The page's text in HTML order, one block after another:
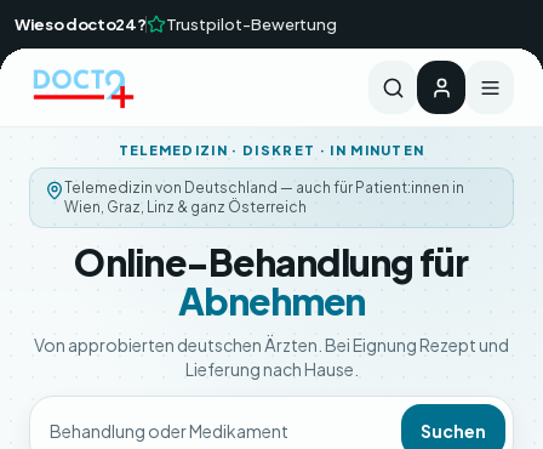
Zum Hauptinhalt springen
Wieso docto24? Trustpilot-Bewertung
Ärztliche Rückmeldung i.d.R. innerhalb von 24
TELEMEDIZIN · DISKRET · IN MINUTEN
Telemedizin von Deutschland — auch für Patient:innen in
Wien, Graz, Linz & ganz Österreich
Online-Behandlung für
Abnehmen
Von approbierten deutschen Ärzten. Bei Eignung Rezept und
Lieferung nach Hause.
Suchen